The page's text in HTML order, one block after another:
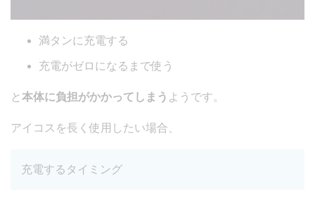
満タンに充電する
充電がゼロになるまで使う
と 本体に負担がかかってしまう ようです。
アイコスを長く使用したい場合、
充電するタイミング